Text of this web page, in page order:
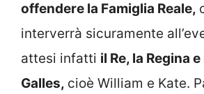
offendere la Famiglia Reale,
interverrà sicuramente
attesi infatti il Re, la Regina
Galles, cioè William e Kate.